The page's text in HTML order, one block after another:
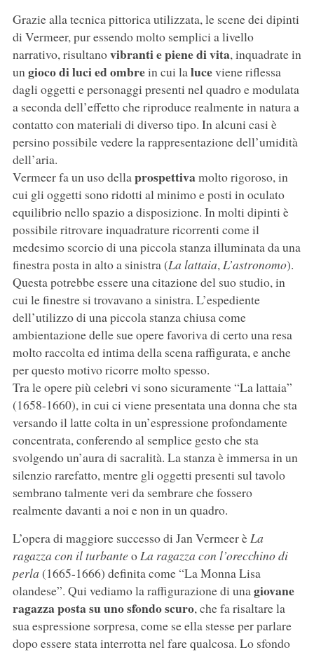
Grazie alla tecnica pittorica utilizzata, le scene dei dipinti
di Vermeer, pur essendo molto semplici a livello
narrativo, risultanovibranti e piene di vita, inquadrate in
un gioco di luci ed ombrein cui la luceviene riflessa
dagli oggetti e personaggi presenti nel quadro e modulata
a seconda dell’effetto che riproduce realmente in natura a
contatto con materiali di diverso tipo. In alcuni casi è
persino possibile vedere la rappresentazione dell’umidità
dell’aria.
Vermeer fa un uso della prospettivamolto rigoroso, in
cui gli oggetti sono ridotti al minimo e posti in oculato
equilibrio nello spazio a disposizione. In molti dipinti è
possibile ritrovare inquadrature ricorrenti come il
medesimo scorcio di una piccola stanza illuminata da una
finestra posta in alto a sinistra (La lattaia, L’astronomo).
Questa potrebbe essere una citazione del suo studio, in
cui le finestre si trovavano a sinistra. L’espediente
dell’utilizzo di una piccola stanza chiusa come
ambientazione delle sue opere favoriva di certo una resa
molto raccolta ed intima della scena raffigurata, e anche
per questo motivo ricorre molto spesso.
Tra le opere più celebri vi sono sicuramente “La lattaia”
(1658-1660), in cui ci viene presentata una donna che sta
versando il latte colta in un’espressione profondamente
concentrata, conferendo al semplice gesto che sta
svolgendo un’aura di sacralità. La stanza è immersa in un
silenzio rarefatto, mentre gli oggetti presenti sul tavolo
sembrano talmente veri da sembrare che fossero
realmente davanti a noi e non in un quadro.
L’opera di maggiore successo di Jan Vermeer è La
ragazza con il turbanteo La ragazza con l’orecchino di
perla (1665-1666) definita come “La Monna Lisa
olandese”. Qui vediamo la raffigurazione di una giovane
ragazza posta su uno sfondo scuro, che fa risaltare la
sua espressione sorpresa, come se ella stesse per parlare
dopo essere stata interrotta nel fare qualcosa. Lo sfondo